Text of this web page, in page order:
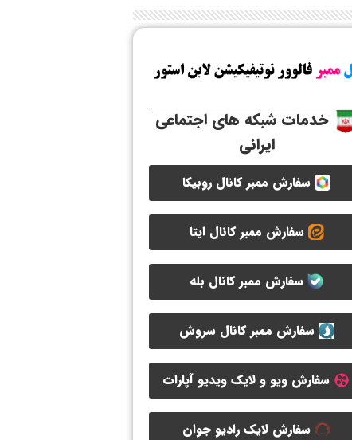
خدمات شبکه های اجتماعی
ایرانی
سفارش ممبر کانال روبیکا
سفارش ممبر کانال ایتا
سفارش ممبر کانال بله
سفارش ممبر کانال سروش
سفارش ویو و لایک ویدیو آپارات
سفارش لایک رادیو جوان